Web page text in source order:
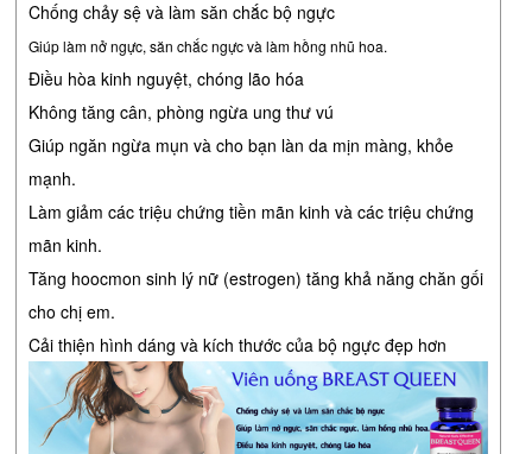
Chống chảy sệ và làm săn chắc bộ ngực
Giúp làm nở ngực, săn chắc ngực và làm hồng nhũ hoa.
Điều hòa kinh nguyệt, chóng lão hóa
Không tăng cân, phòng ngừa ung thư vú
Giúp ngăn ngừa mụn và cho bạn làn da mịn màng, khỏe
mạnh.
Làm giảm các triệu chứng tiền mãn kinh và các triệu chứng
mãn kinh.
Tăng hoocmon sinh lý nữ (estrogen) tăng khả năng chăn gối
cho chị em.
Cải thiện hình dáng và kích thước của bộ ngực đẹp hơn